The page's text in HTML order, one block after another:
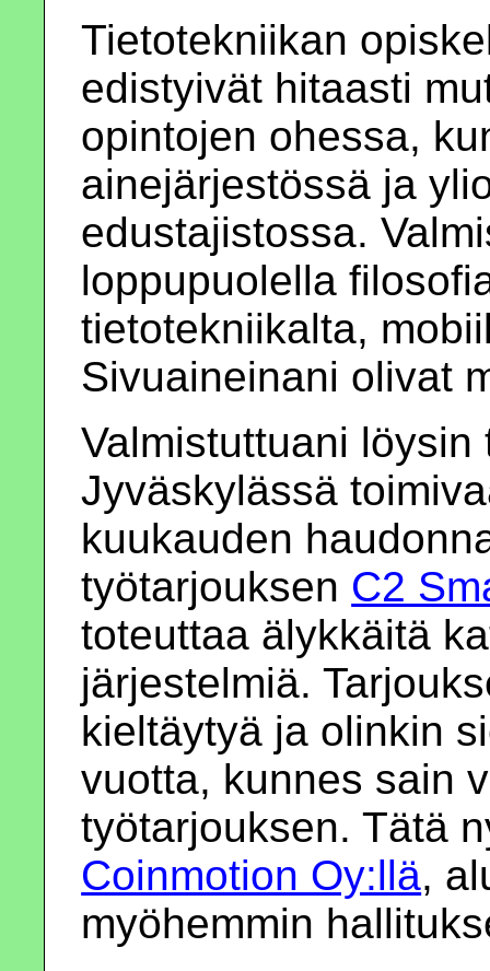
Tietotekniikan
edistyivät hitaasti
opintojen ohessa,
ainejärjestössä ja
edustajistossa.
loppupuolella
tietotekniikalta,
Sivuaineinani olivat
Valmistuttuani löysin
Jyväskylässä
kuukauden
työtarjouksen C2
toteuttaa älykkäitä
järjestelmiä.
kieltäytyä ja olinkin
vuotta, kunnes sain
työtarjouksen. Tätä
Coinmotion Oy:llä,
myöhemmin